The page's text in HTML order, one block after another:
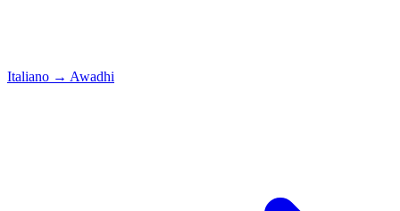
Italiano → Awadhi